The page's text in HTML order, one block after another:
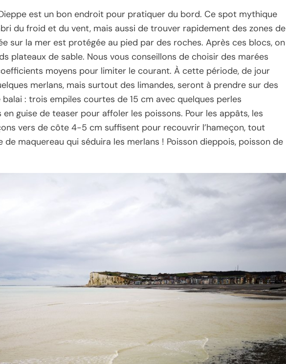
est un bon endroit pour pratiquer du bord. Ce spot mythique
du froid et du vent, mais aussi de trouver rapidement des zones de
sur la mer est protégée au pied par des roches. Après ces blocs, on
plateaux de sable. Nous vous conseillons de choisir des marées
moyens pour limiter le courant. À cette période, de jour
merlans, mais surtout des limandes, seront à prendre sur des
: trois empiles courtes de 15 cm avec quelques perles
guise de teaser pour affoler les poissons. Pour les appâts, les
vers de côte 4-5 cm suffisent pour recouvrir l’hameçon, tout
maquereau qui séduira les merlans ! Poisson dieppois, poisson de